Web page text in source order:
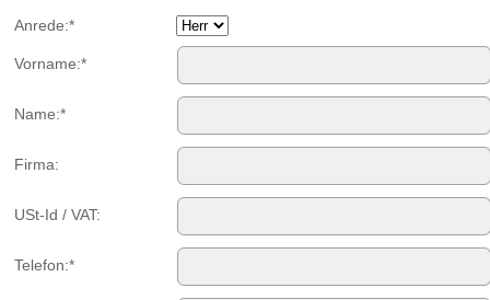
Anrede:*
Vorname:*
Name:*
Firma:
USt-Id / VAT:
Telefon:*